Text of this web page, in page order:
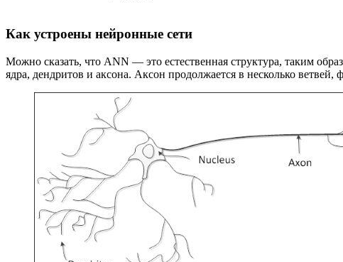
Как устроены нейронные сети
Можно сказать, что ANN — это естественная структура, таким
ядра, дендритов и аксона. Аксон продолжается в несколько